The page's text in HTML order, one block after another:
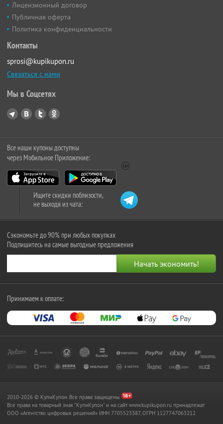
Лицензионный договор
Публичная оферта
Политика конфиденциальности
Контакты
sprosi@kupikupon.ru
Связаться с нами
Мы в Соцсетях
Все наши купоны доступны
через Мобильное Приложение:
Ищите скидки поблизости,
не выходя из чата:
Сэкономьте до 90% при любых покупках
Подпишитесь на самые выгодные предложения
Принимаем к оплате:
2010-2026 © КупиКупон. Все права защищены.
Все права на товарный знак "КупиКупон" и на сайт www.kupikupon.ru принадлежат
OOO «Агентство цифровых решений» ИНН 7705523387, ОГРН 1127747063212